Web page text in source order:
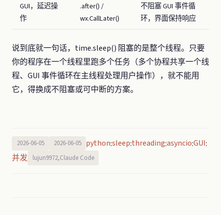
GUI，延迟操
作
.after() /
wx.CallLater()
不阻塞 GUI 事件循
环，界面保持响应
说到底就一句话，time.sleep() 阻塞的是整个线程。只要
你的程序在一个线程里跑多个任务（多个协程共享一个线
程、GUI 事件循环在主线程处理用户操作），就不能用
它，得换成不阻塞或可中断的方案。
2026-06-05 2026-06-05 python:sleep:threading:asyncio:GUI:
并发
lujun9972,Claude Code